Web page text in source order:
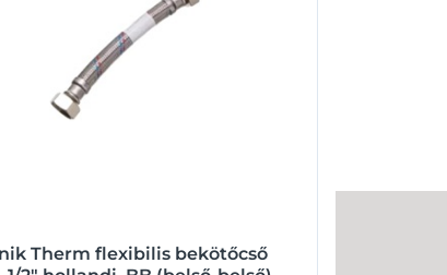
Therm flexibilis bekötőcső